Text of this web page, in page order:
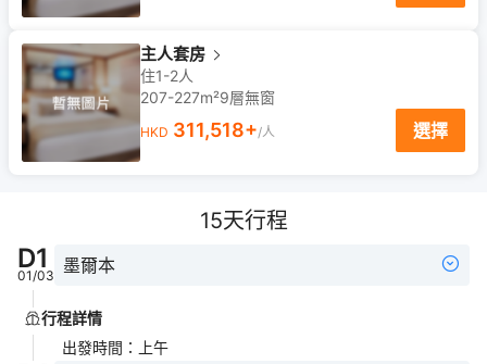
主人套房
住1-2人
207-227m²9層無窗
HKD 311,518+/人 選擇
15天行程
D1
01/03 墨爾本
行程詳情
出發時間 ： 上午